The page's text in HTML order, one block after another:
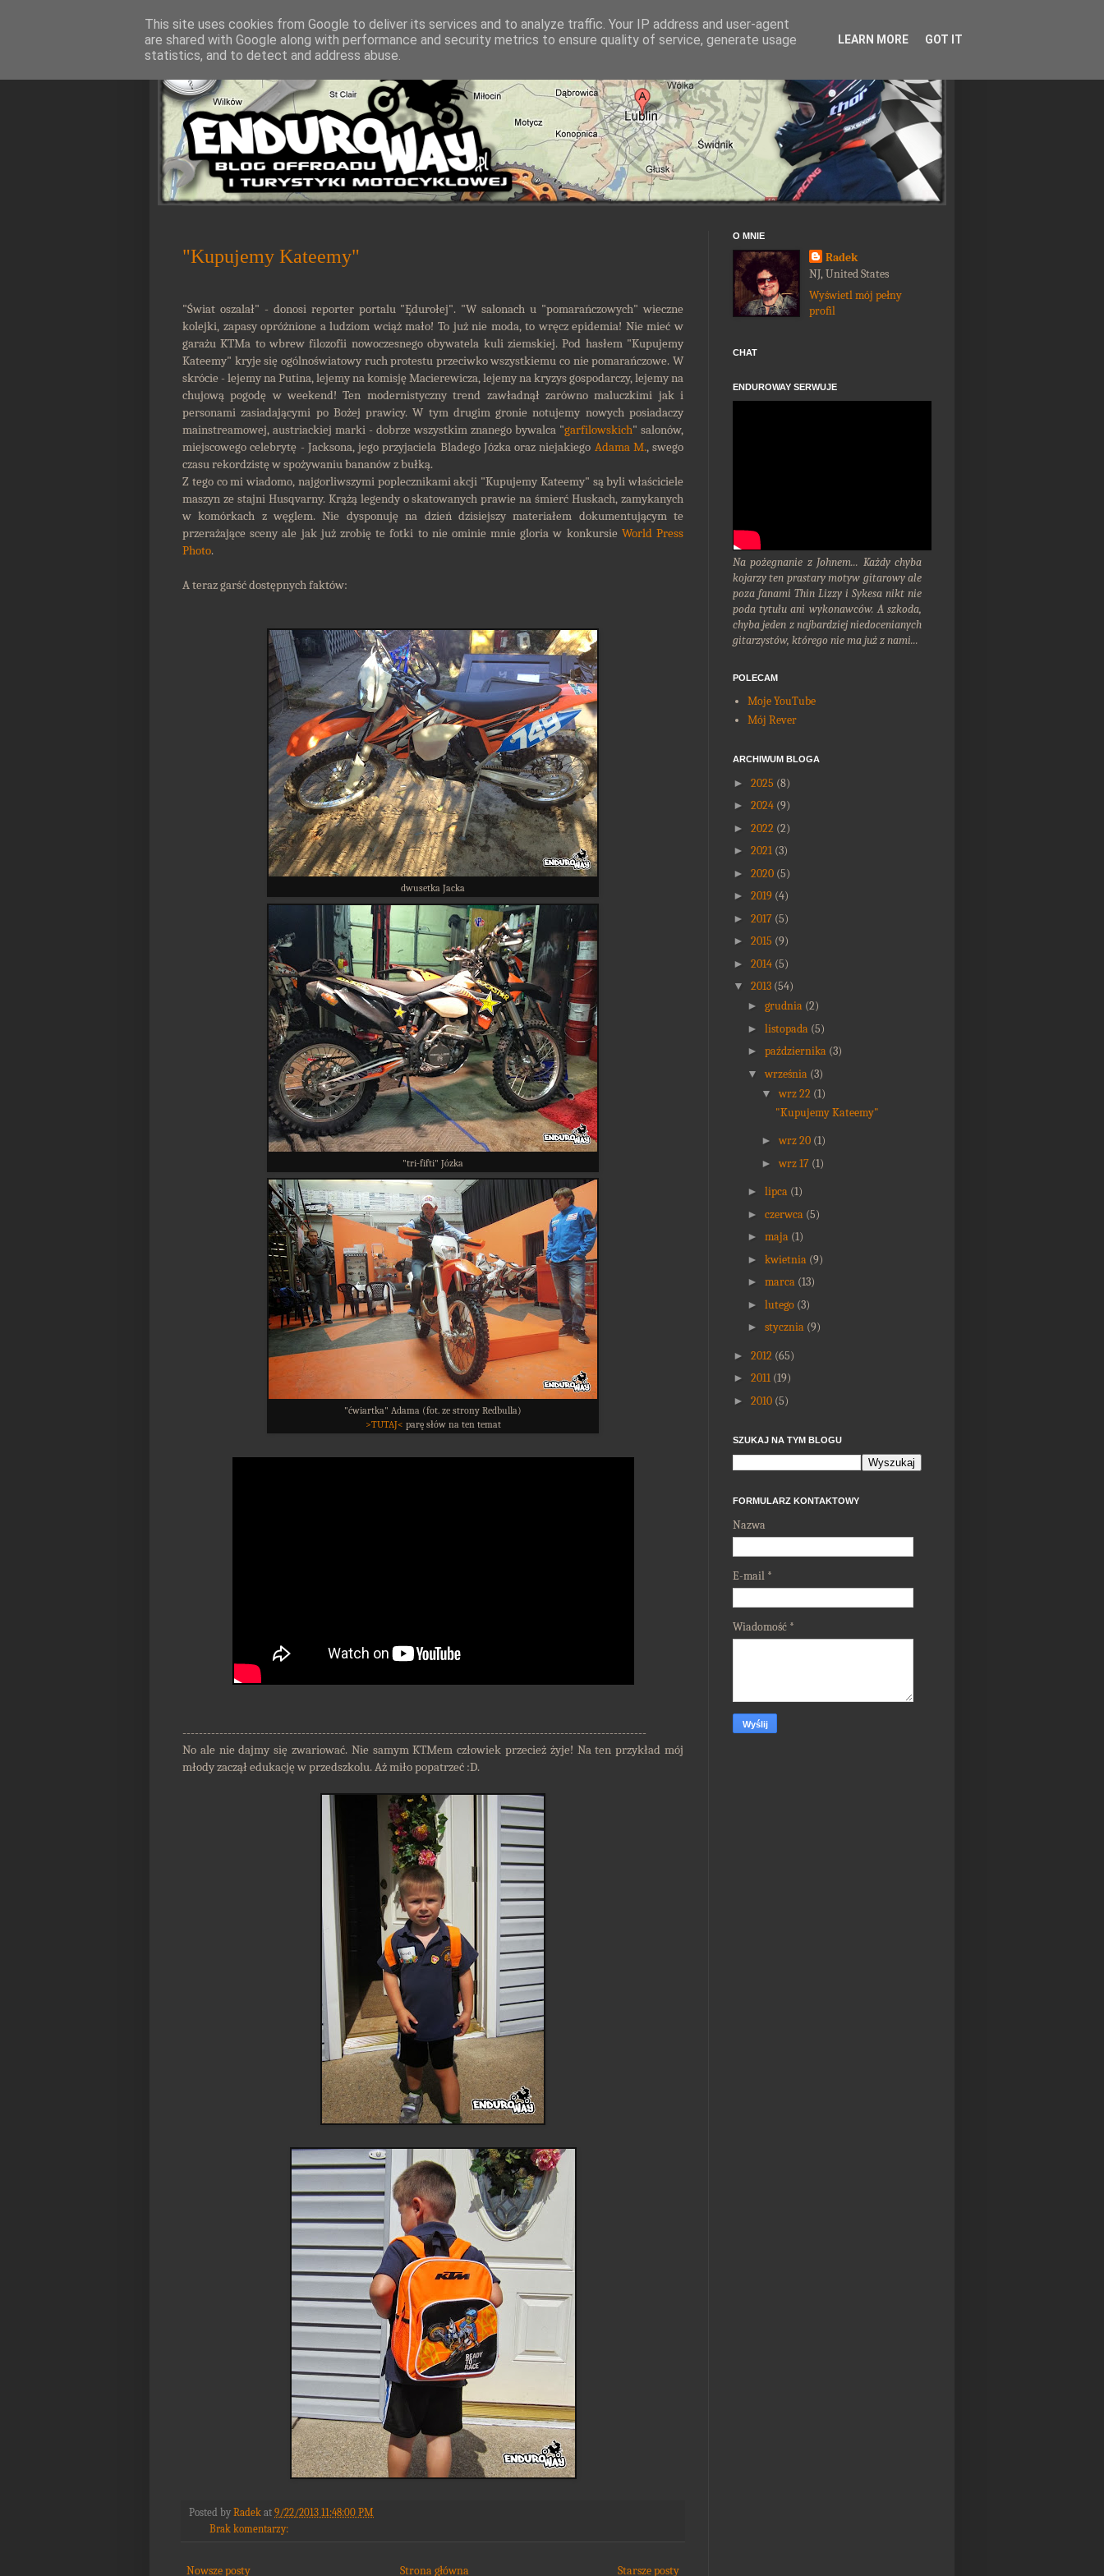
"Kupujemy Kateemy"
"Świat oszalał" - donosi reporter portalu "Ędurołej". "W salonach u "pomarańczowych" wieczne
kolejki, zapasy opróżnione a ludziom wciąż mało! To już nie moda, to wręcz epidemia! Nie mieć w
garażu KTMa to wbrew filozofii nowoczesnego obywatela kuli ziemskiej. Pod hasłem "Kupujemy
Kateemy" kryje się ogólnoświatowy ruch protestu przeciwko wszystkiemu co nie pomarańczowe. W
skrócie - lejemy na Putina, lejemy na komisję Macierewicza, lejemy na kryzys gospodarczy, lejemy na
chujową pogodę w weekend! Ten modernistyczny trend zawładnął zarówno maluczkimi jak i
personami zasiadającymi po Bożej prawicy. W tym drugim gronie notujemy nowych posiadaczy
mainstreamowej, austriackiej marki - dobrze wszystkim znanego bywalca "garfilowskich" salonów,
miejscowego celebrytę - Jacksona, jego przyjaciela Bladego Józka oraz niejakiego Adama M., swego
czasu rekordzistę w spożywaniu bananów z bułką.
Z tego co mi wiadomo, najgorliwszymi poplecznikami akcji "Kupujemy Kateemy" są byli właściciele
maszyn ze stajni Husqvarny. Krążą legendy o skatowanych prawie na śmierć Huskach, zamykanych
w komórkach z węglem. Nie dysponuję na dzień dzisiejszy materiałem dokumentującym te
przerażające sceny ale jak już zrobię te fotki to nie ominie mnie gloria w konkursie World Press
Photo.
A teraz garść dostępnych faktów:
dwusetka Jacka
"tri-fifti" Józka
"ćwiartka" Adama (fot. ze strony Redbulla)
>TUTAJ< parę słów na ten temat
-----------------------------------------------------------------------------------------------------------------
No ale nie dajmy się zwariować. Nie samym KTMem człowiek przecież żyje! Na ten przykład mój
młody zaczął edukację w przedszkolu. Aż miło popatrzeć :D.
Posted by Radek at 9/22/2013 11:48:00 PM
Brak komentarzy:
Nowsze posty Starsze posty
Strona główna
O MNIE
Radek
NJ, United States
Wyświetl mój pełny
profil
CHAT
ENDUROWAY SERWUJE
Na pożegnanie z Johnem... Każdy chyba
kojarzy ten prastary motyw gitarowy ale
poza fanami Thin Lizzy i Sykesa nikt nie
poda tytułu ani wykonawców. A szkoda,
chyba jeden z najbardziej niedocenianych
gitarzystów, którego nie ma już z nami...
POLECAM
Moje YouTube
Mój Rever
ARCHIWUM BLOGA
► 2025 (8)
► 2024 (9)
► 2022 (2)
► 2021 (3)
► 2020 (5)
► 2019 (4)
► 2017 (5)
► 2015 (9)
► 2014 (5)
▼ 2013 (54)
► grudnia (2)
► listopada (5)
► października (3)
▼ września (3)
▼ wrz 22 (1)
"Kupujemy Kateemy"
► wrz 20 (1)
► wrz 17 (1)
► lipca (1)
► czerwca (5)
► maja (1)
► kwietnia (9)
► marca (13)
► lutego (3)
► stycznia (9)
► 2012 (65)
► 2011 (19)
► 2010 (5)
SZUKAJ NA TYM BLOGU
FORMULARZ KONTAKTOWY
Nazwa
E-mail *
Wiadomość *
This site uses cookies from Google to deliver its services and to analyze traffic. Your IP address and user-agent
are shared with Google along with performance and security metrics to ensure quality of service, generate usage
statistics, and to detect and address abuse.
LEARN MORE GOT IT